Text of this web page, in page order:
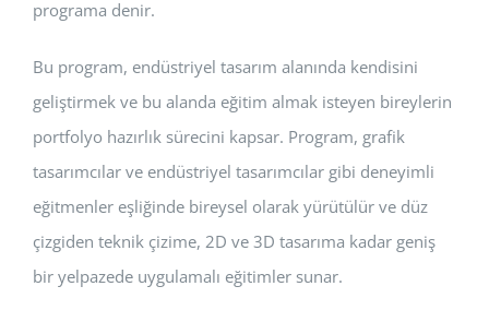
programa denir.
Bu program, endüstriyel tasarım alanında kendisini
geliştirmek ve bu alanda eğitim almak isteyen bireylerin
portfolyo hazırlık sürecini kapsar. Program, grafik
tasarımcılar ve endüstriyel tasarımcılar gibi deneyimli
eğitmenler eşliğinde bireysel olarak yürütülür ve düz
çizgiden teknik çizime, 2D ve 3D tasarıma kadar geniş
bir yelpazede uygulamalı eğitimler sunar.